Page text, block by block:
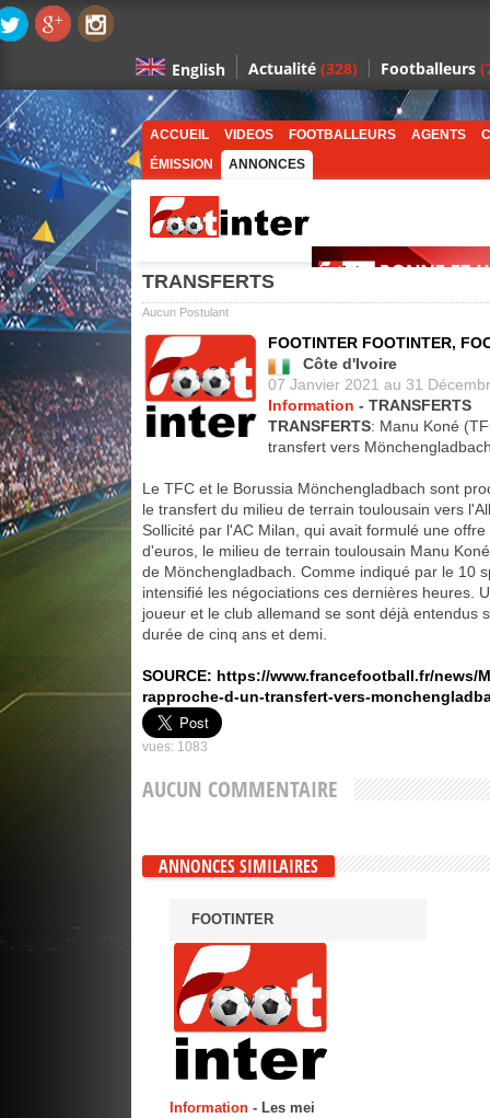
English Actualité (328) Footballeurs
ACCUEIL VIDEOS FOOTBALLEURS AGENTS
ÉMISSION
ANNONCES
TRANSFERTS
Aucun Postulant
FOOTINTER FOOTINTER,
Côte d'Ivoire
07 Janvier 2021 au 31
Information - TRANSFERTS
TRANSFERTS: Manu Koné
transfert vers
Le TFC et le Borussia Mönchengladbach sont
le transfert du milieu de terrain toulousain vers
Sollicité par l'AC Milan, qui avait formulé une
d'euros, le milieu de terrain toulousain Manu
de Mönchengladbach. Comme indiqué par le 10
intensifié les négociations ces dernières heures.
joueur et le club allemand se sont déjà entendus
durée de cinq ans et demi.
SOURCE: https://www.francefootball.fr/news/
rapproche-d-un-transfert-vers-
vues: 1083
AUCUN COMMENTAIRE
ANNONCES SIMILAIRES
FOOTINTER
Information - Les mei